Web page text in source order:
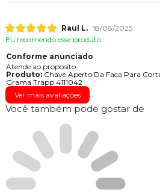
Raul L. 18/08/2025
Eu recomendo esse produto.
Conforme anunciado
Atende ao proposito.
Produto:Chave Aperto Da Faca Para
Grama Trapp 4111042
Ver mais avaliações
Você também pode gostar de